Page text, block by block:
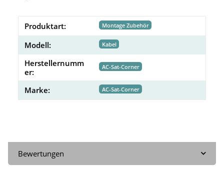
Produktart: Montage Zubehör
Modell: Kabel
Herstellernumm
er:
AC-Sat-Corner
Marke: AC-Sat-Corner
Bewertungen